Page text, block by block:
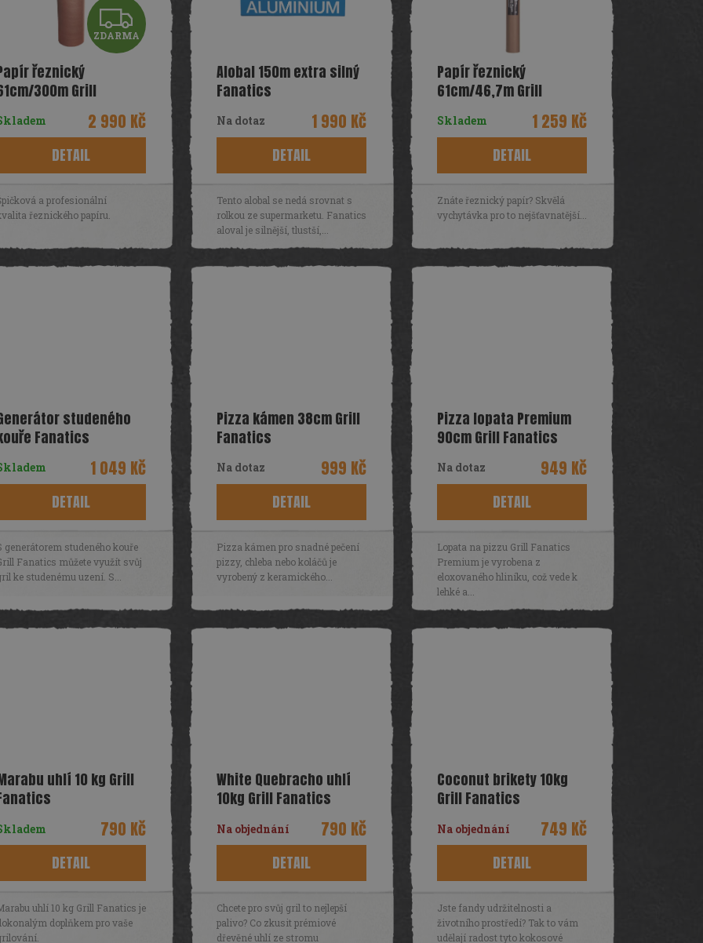
Z
D
R
A
ZDARMA
řeznický
300m Grill
2 990 Kč
DETAIL
a profesionální
řeznického papíru.
Alobal 150m extra silný
Fanatics
Na dotaz 1 990 Kč
DETAIL
Tento alobal se nedá srovnat s
rolkou ze supermarketu. Fanatics
aloval je silnější, tlustší,...
Papír řeznický
61cm/46,7m Grill
Skladem 1 259 Kč
DETAIL
Znáte řeznický papír? Skvělá
vychytávka pro to nejšťavnatější...
studeného
Fanatics
1 049 Kč
DETAIL
generátorem studeného kouře
Fanatics můžete využít svůj
ke studenému uzení. S...
Pizza kámen 38cm Grill
Fanatics
Na dotaz 999 Kč
DETAIL
Pizza kámen pro snadné pečení
pizzy, chleba nebo koláčů je
vyrobený z keramického...
Pizza lopata Premium
90cm Grill Fanatics
Na dotaz 949 Kč
DETAIL
Lopata na pizzu Grill Fanatics
Premium je vyrobena z
eloxovaného hliníku, což vede k
lehké a...
uhlí 10 kg Grill
790 Kč
DETAIL
uhlí 10 kg Grill Fanatics je
doplňkem pro vaše
White Quebracho uhlí
10kg Grill Fanatics
Na objednání 790 Kč
DETAIL
Chcete pro svůj gril to nejlepší
palivo? Co zkusit prémiové
dřevěné uhlí ze stromu
Coconut brikety 10kg
Grill Fanatics
Na objednání 749 Kč
DETAIL
Jste fandy udržitelnosti a
životního prostředí? Tak to vám
udělají radost tyto kokosové